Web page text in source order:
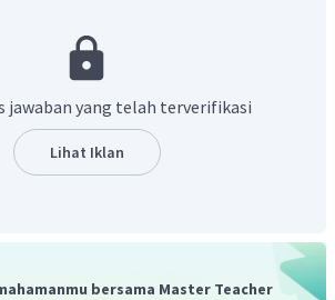
jawaban yang telah terverifikasi
Lihat Iklan
bersama Master Teacher